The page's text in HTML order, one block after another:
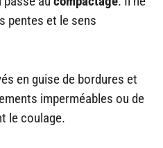
pentes et le sens
en guise de bordures et
imperméables ou de
le coulage.